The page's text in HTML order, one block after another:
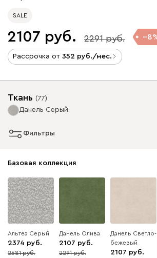
SALE
2107 2291 8
Рассрочка от 352 /мес.
Ткань (77)
Данель Серый
Фильтры
Базовая коллекция
Альтеа Серый
2374
8
2581
Данель Олива
2107
8
2291
Данель Светло-
бежевый
2107